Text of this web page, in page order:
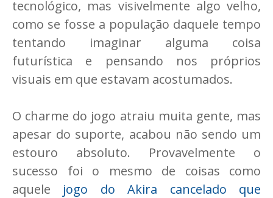
tecnológico, mas visivelmente algo velho,
como se fosse a população daquele tempo
tentando imaginar alguma coisa
futurística e pensando nos próprios
visuais em que estavam acostumados.
O charme do jogo atraiu muita gente, mas
apesar do suporte, acabou não sendo um
estouro absoluto. Provavelmente o
sucesso foi o mesmo de coisas como
aquele jogo do Akira cancelado que